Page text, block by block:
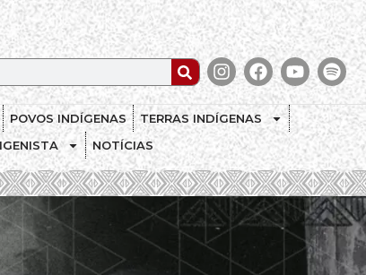
POVOS INDÍGENAS
TERRAS INDÍGENAS
NOTÍCIAS